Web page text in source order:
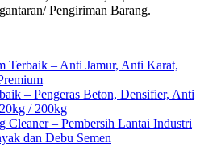
Pengiriman Barang.
Terbaik – Anti Jamur, Anti Karat,
– Pengeras Beton, Densifier, Anti
/ 200kg
Cleaner – Pembersih Lantai Industri
dan Debu Semen